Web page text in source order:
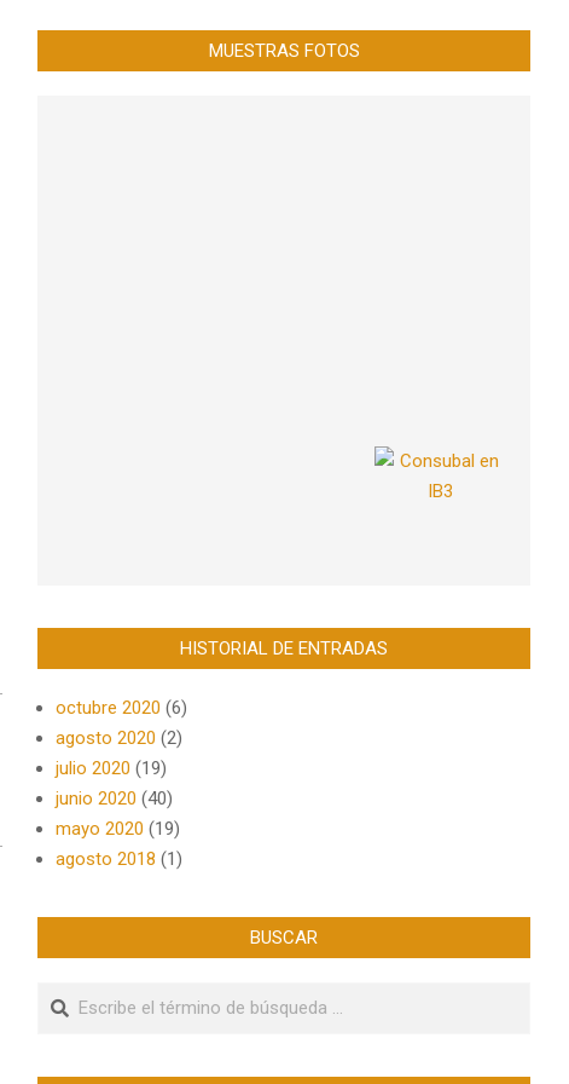
MUESTRAS FOTOS
HISTORIAL DE ENTRADAS
octubre 2020 (6)
agosto 2020 (2)
julio 2020 (19)
junio 2020 (40)
mayo 2020 (19)
agosto 2018 (1)
BUSCAR